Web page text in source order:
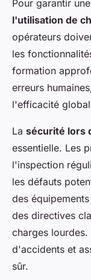
Pour garantir
l'utilisation de
opérateurs
les
formation
erreurs
l'efficacité
La sécurité lors
essentielle. Les
l'inspection
les défauts
des
des directives
charges lourdes.
d'accidents et
sûr.